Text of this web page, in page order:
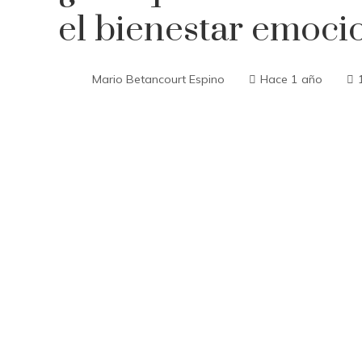
el bienestar
Mario Betancourt Espino Hace 1 año